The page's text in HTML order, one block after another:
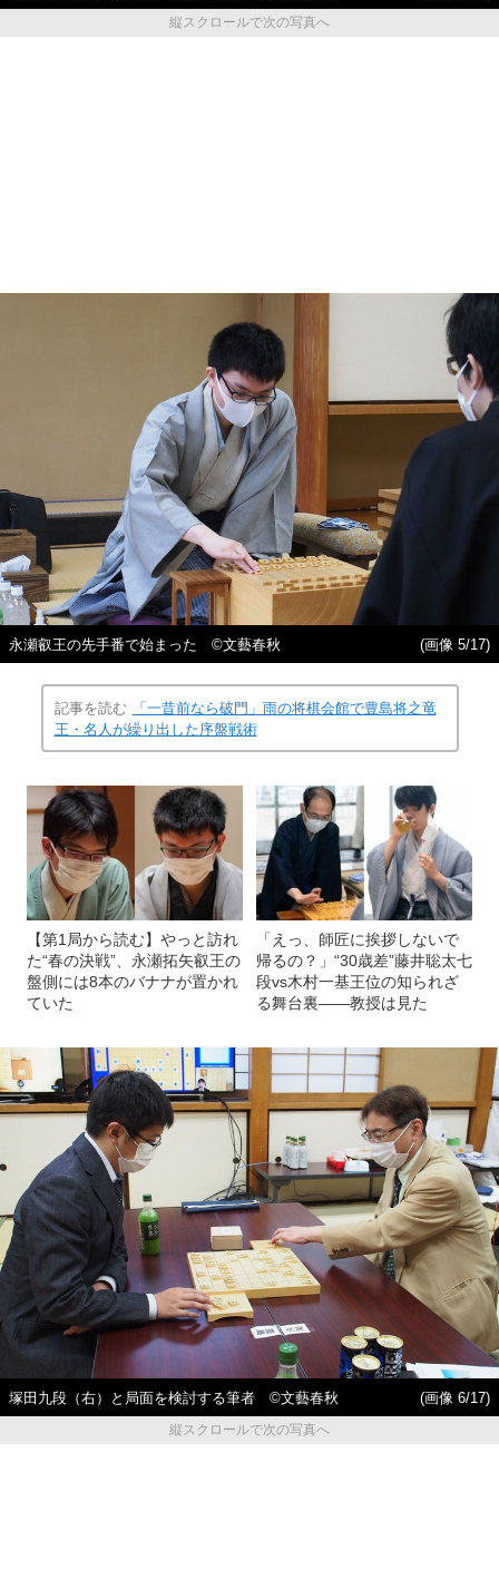
縦スクロールで次の写真へ
永瀬叡王の先手番で始まった ©文藝春秋 (画像 5/17)
記事を読む
「一昔前なら破門」雨の将棋会館で豊島将之竜
王・名人が繰り出した序盤戦術
【第1局から読む】やっと訪れ
た“春の決戦”、永瀬拓矢叡王の
盤側には8本のバナナが置かれ
ていた
「えっ、師匠に挨拶しないで
帰るの？」“30歳差”藤井聡太七
段vs木村一基王位の知られざ
る舞台裏――教授は見た
塚田九段（右）と局面を検討する筆者 ©文藝春秋
(画像 6/17)
縦スクロールで次の写真へ